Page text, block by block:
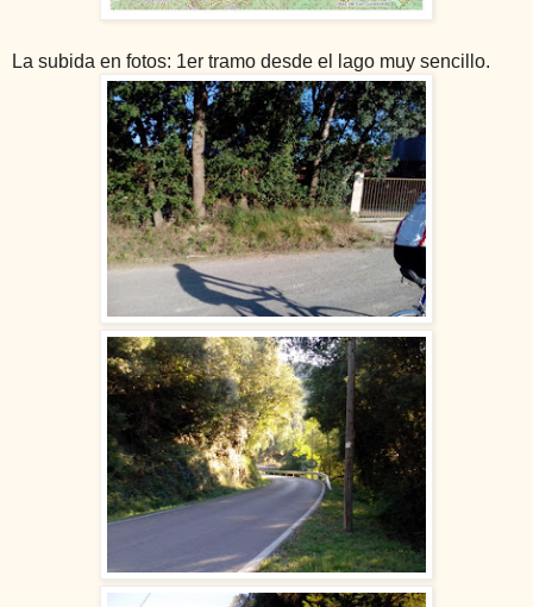
La subida en fotos: 1er tramo desde el lago muy sencillo.